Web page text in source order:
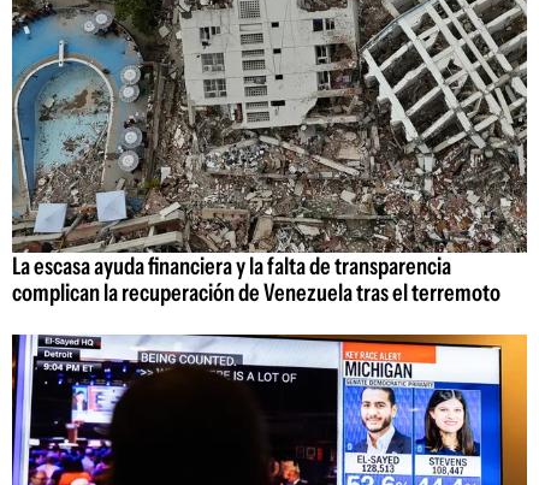
La escasa ayuda financiera y la falta de transparencia
complican la recuperación de Venezuela tras el terremoto